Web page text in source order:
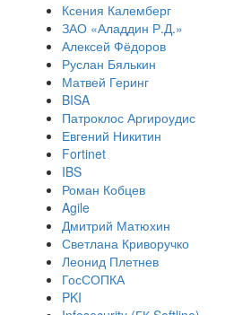
Ксения Калемберг
ЗАО «Аладдин Р.Д.»
Алексей Фёдоров
Руслан Бялькин
Матвей Геринг
BISA
Патроклос Аргироудис
Евгений Никитин
Fortinet
IBS
Роман Кобцев
Agile
Дмитрий Матюхин
Светлана Криворучко
Леонид Плетнев
ГосСОПКА
PKI